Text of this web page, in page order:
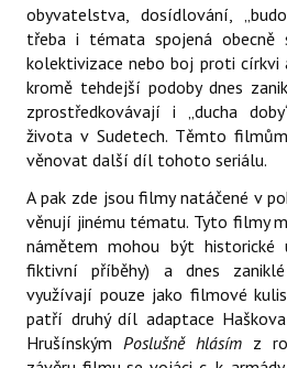
obyvatelstva, dosídlování,
třeba i témata spojená obecně
kolektivizace nebo boj proti církvi
kromě tehdejší podoby dnes
zprostředkovávají i „ducha
života v Sudetech. Těmto
věnovat další díl tohoto seriálu.
A pak zde jsou filmy natáčené v
věnují jinému tématu. Tyto filmy
námětem mohou být historické
fiktivní příběhy) a dnes zaniklé
využívají pouze jako filmové
patří druhý díl adaptace
Hrušínským Poslušně hlásím z